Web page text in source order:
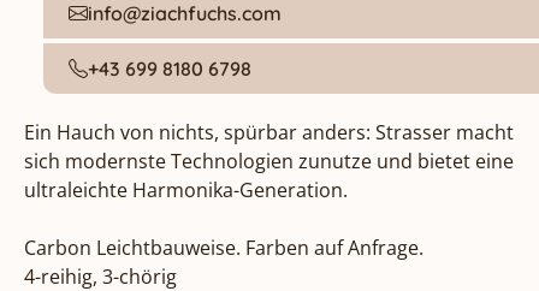
info@ziachfuchs.com
+43 699 8180 6798
Ein Hauch von nichts, spürbar anders: Strasser macht
sich modernste Technologien zunutze und bietet eine
ultraleichte Harmonika-Generation.
Carbon Leichtbauweise. Farben auf Anfrage.
4-reihig, 3-chörig